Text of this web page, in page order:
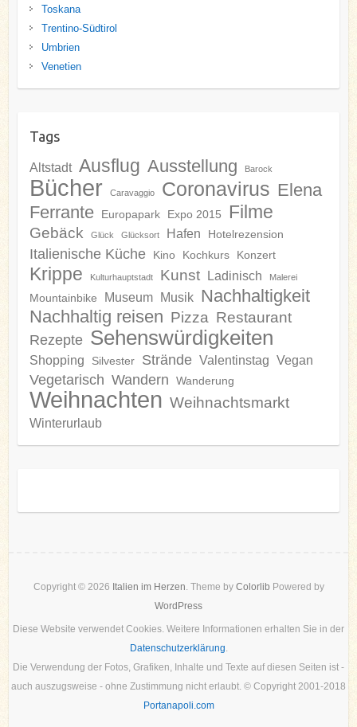
Toskana
Trentino-Südtirol
Umbrien
Venetien
Tags
Altstadt Ausflug Ausstellung Barock
Bücher Caravaggio Coronavirus Elena
Ferrante
Europapark Expo 2015 Filme
Gebäck Glück Glücksort Hafen Hotelrezension
Italienische Küche Kino Kochkurs Konzert
Krippe Kulturhauptstadt Kunst Ladinisch Malerei
Mountainbike Museum Musik Nachhaltigkeit
Nachhaltig reisen Pizza Restaurant
Rezepte Sehenswürdigkeiten
Shopping Silvester Strände Valentinstag Vegan
Vegetarisch Wandern Wanderung
Weihnachten Weihnachtsmarkt
Winterurlaub
Copyright © 2026 Italien im Herzen . Theme by Colorlib Powered by
WordPress
Diese Website verwendet Cookies. Weitere Informationen erhalten Sie in der
Datenschutzerklärung
Die Verwendung der Fotos, Grafiken, Inhalte und Texte auf diesen Seiten ist -
auch auszugsweise - ohne Zustimmung nicht erlaubt. © Copyright 2001-2018
Portanapoli.com